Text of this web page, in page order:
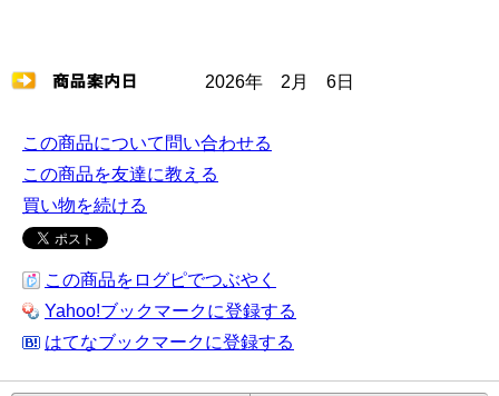
2026年 2月 6日
この商品について問い合わせる
この商品を友達に教える
買い物を続ける
この商品をログピでつぶやく
Yahoo!ブックマークに登録する
はてなブックマークに登録する